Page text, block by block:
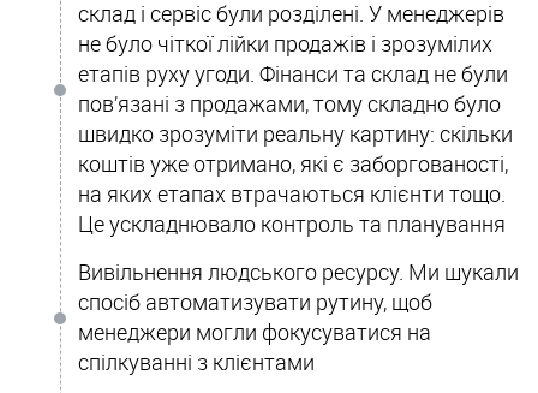
склад і сервіс були розділені. У менеджерів
не було чіткої лійки продажів і зрозумілих
етапів руху угоди. Фінанси та склад не були
пов’язані з продажами, тому складно було
швидко зрозуміти реальну картину: скільки
коштів уже отримано, які є заборгованості,
на яких етапах втрачаються клієнти тощо.
Це ускладнювало контроль та планування
Вивільнення людського ресурсу. Ми шукали
спосіб автоматизувати рутину, щоб
менеджери могли фокусуватися на
спілкуванні з клієнтами